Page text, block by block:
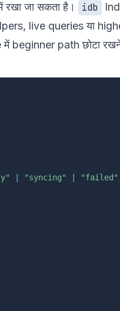
रखा जा सकता है। idb
live queries या
में beginner path छोटा
"syncing" "failed"